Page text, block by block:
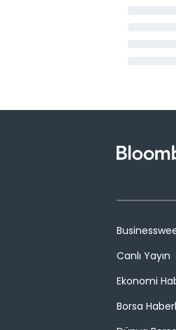
Canlı Yayın
Ekonomi
Borsa